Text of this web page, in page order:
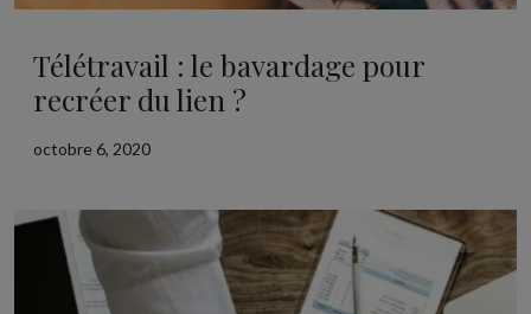
Télétravail : le bavardage pour
recréer du lien ?
octobre 6, 2020